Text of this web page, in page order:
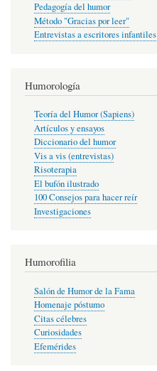
Pedagogía del humor
Método "Gracias por leer"
Entrevistas a escritores infantiles
Humorología
Teoría del Humor (Sapiens)
Artículos y ensayos
Diccionario del humor
Vis a vis (entrevistas)
Risoterapia
El bufón ilustrado
100 Consejos para hacer reír
Investigaciones
Humorofilia
Salón de Humor de la Fama
Homenaje póstumo
Citas célebres
Curiosidades
Efemérides